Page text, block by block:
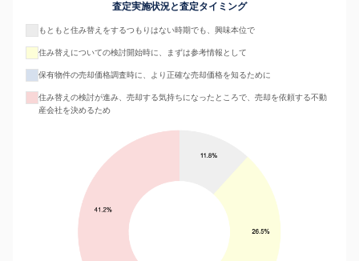
査定実施状況と査定タイミング
もともと住み替えをするつもりはない時期でも、興味本位で
住み替えについての検討開始時に、まずは参考情報として
保有物件の売却価格調査時に、より正確な売却価格を知るために
住み替えの検討が進み、売却する気持ちになったところで、売却を依頼する不動
産会社を決めるため